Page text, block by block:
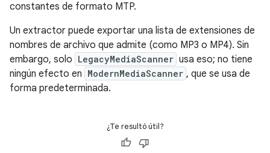
constantes de formato MTP.
Un extractor puede exportar una lista de extensiones de
nombres de archivo que admite (como MP3 o MP4). Sin
embargo, solo LegacyMediaScanner usa eso; no tiene
ningún efecto en ModernMediaScanner , que se usa de
forma predeterminada.
¿Te resultó útil?